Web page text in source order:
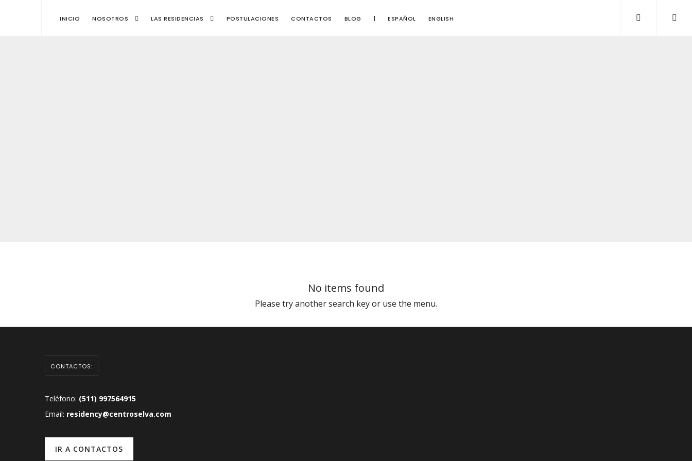
INICIO NOSOTROS LAS RESIDENCIAS POSTULACIONES CONTACTOS BLOG | ESPAÑOL ENGLISH
No items found
Please try another search key or use the menu.
CONTACTOS:
Teléfono: (511) 997564915
Email: residency@centroselva.com
IR A CONTACTOS